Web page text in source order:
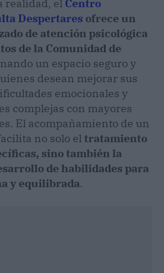
realidad, el Centro
Despertares ofrece un
de atención psicológica
de la Comunidad de
un espacio seguro y
desean mejorar sus
emocionales y
complejas con mayores
El acompañamiento de un
no solo eltratamiento
sino también la
de habilidades para
y equilibrada.